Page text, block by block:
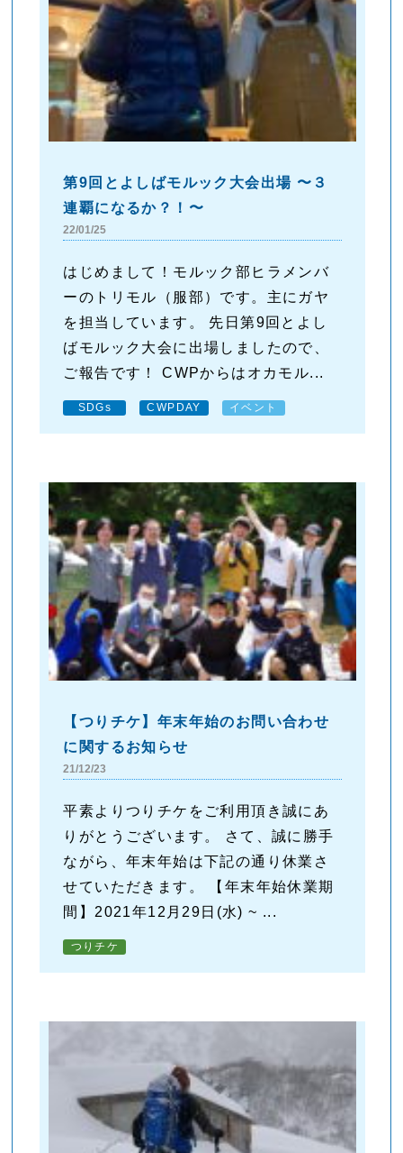
第9回とよしばモルック大会出場 〜３
連覇になるか？！〜
22/01/25
はじめまして！モルック部ヒラメンバ
ーのトリモル（服部）です。主にガヤ
を担当しています。 先日第9回とよし
ばモルック大会に出場しましたので、
ご報告です！ CWPからはオカモル...
SDGs CWPDAY イベント
【つりチケ】年末年始のお問い合わせ
に関するお知らせ
21/12/23
平素よりつりチケをご利用頂き誠にあ
りがとうございます。 さて、誠に勝手
ながら、年末年始は下記の通り休業さ
せていただきます。 【年末年始休業期
間】2021年12月29日(水) ~ ...
つりチケ